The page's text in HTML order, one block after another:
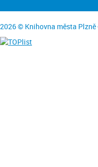
2026 © Knihovna města Plzně